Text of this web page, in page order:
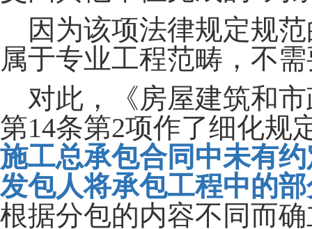
因为该项法律规定规范
属于专业工程范畴，不
对此，《房屋建筑和市
第14条第2项作了细化规
施工总承包合同中未有
发包人将承包工程中的
根据分包的内容不同而